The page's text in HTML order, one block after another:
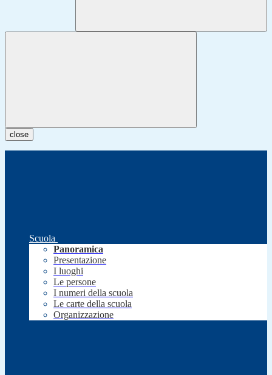
close
Scuola
Panoramica
Presentazione
I luoghi
Le persone
I numeri della scuola
Le carte della scuola
Organizzazione